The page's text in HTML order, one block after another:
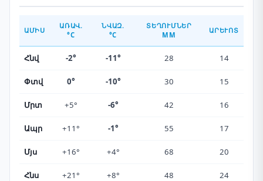
ԱՄԻՍ
ԱՌԱՎ.
°C
ՆՎԱԶ.
°C
ՏԵՂՈՒՄՆԵՐ
ММ
ԱՐԵՒՈՏ
Հնվ -2° -11° 28 14
Փտվ 0° -10° 30 15
Մրտ +5° -6° 42 16
Ապր +11° -1° 55 17
Մյս +16° +4° 68 20
Հնս +21° +8° 48 24